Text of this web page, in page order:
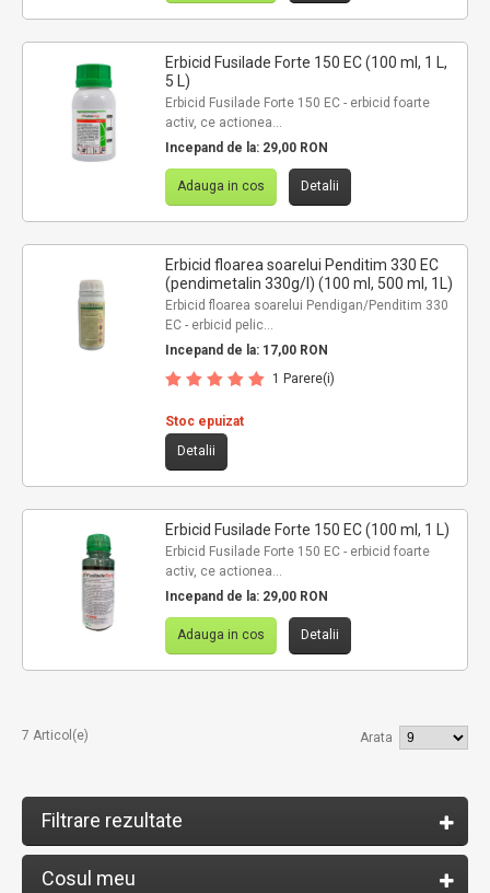
Erbicid Fusilade Forte 150 EC (100 ml, 1 L,
5 L)
Erbicid Fusilade Forte 150 EC - erbicid foarte
activ, ce actionea...
Incepand de la: 29,00 RON
Adauga in cos Detalii
Erbicid floarea soarelui Penditim 330 EC
(pendimetalin 330g/l) (100 ml, 500 ml, 1L)
Erbicid floarea soarelui Pendigan/Penditim 330
EC - erbicid pelic...
Incepand de la: 17,00 RON
1 Parere(i)
Stoc epuizat
Detalii
Erbicid Fusilade Forte 150 EC (100 ml, 1 L)
Erbicid Fusilade Forte 150 EC - erbicid foarte
activ, ce actionea...
Incepand de la: 29,00 RON
Adauga in cos Detalii
7 Articol(e) Arata
Filtrare rezultate
Cosul meu